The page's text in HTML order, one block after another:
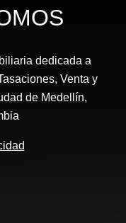
dedicada a
Venta y
de Medellín,